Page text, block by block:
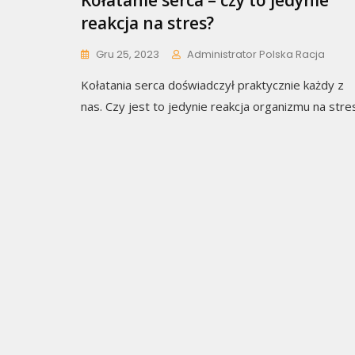
reakcja na stres?
Gru 25, 2023 Administrator Polska Racja
Kołatania serca doświadczył praktycznie każdy z
nas. Czy jest to jedynie reakcja organizmu na